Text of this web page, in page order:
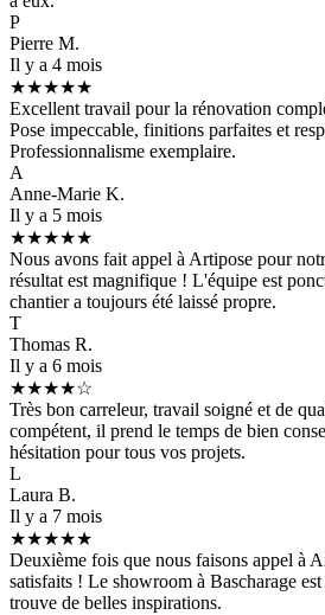
P
Pierre M.
Il y a 4 mois
★★★★★
Excellent travail pour la rénovation
Pose impeccable, finitions parfaites et
Professionnalisme exemplaire.
A
Anne-Marie K.
Il y a 5 mois
★★★★★
Nous avons fait appel à Artipose pour
résultat est magnifique ! L'équipe est
chantier a toujours été laissé propre.
T
Thomas R.
Il y a 6 mois
★★★★☆
Très bon carreleur, travail soigné et de
compétent, il prend le temps de bien
hésitation pour tous vos projets.
L
Laura B.
Il y a 7 mois
★★★★★
Deuxième fois que nous faisons appel à
satisfaits ! Le showroom à Bascharage
trouve de belles inspirations.